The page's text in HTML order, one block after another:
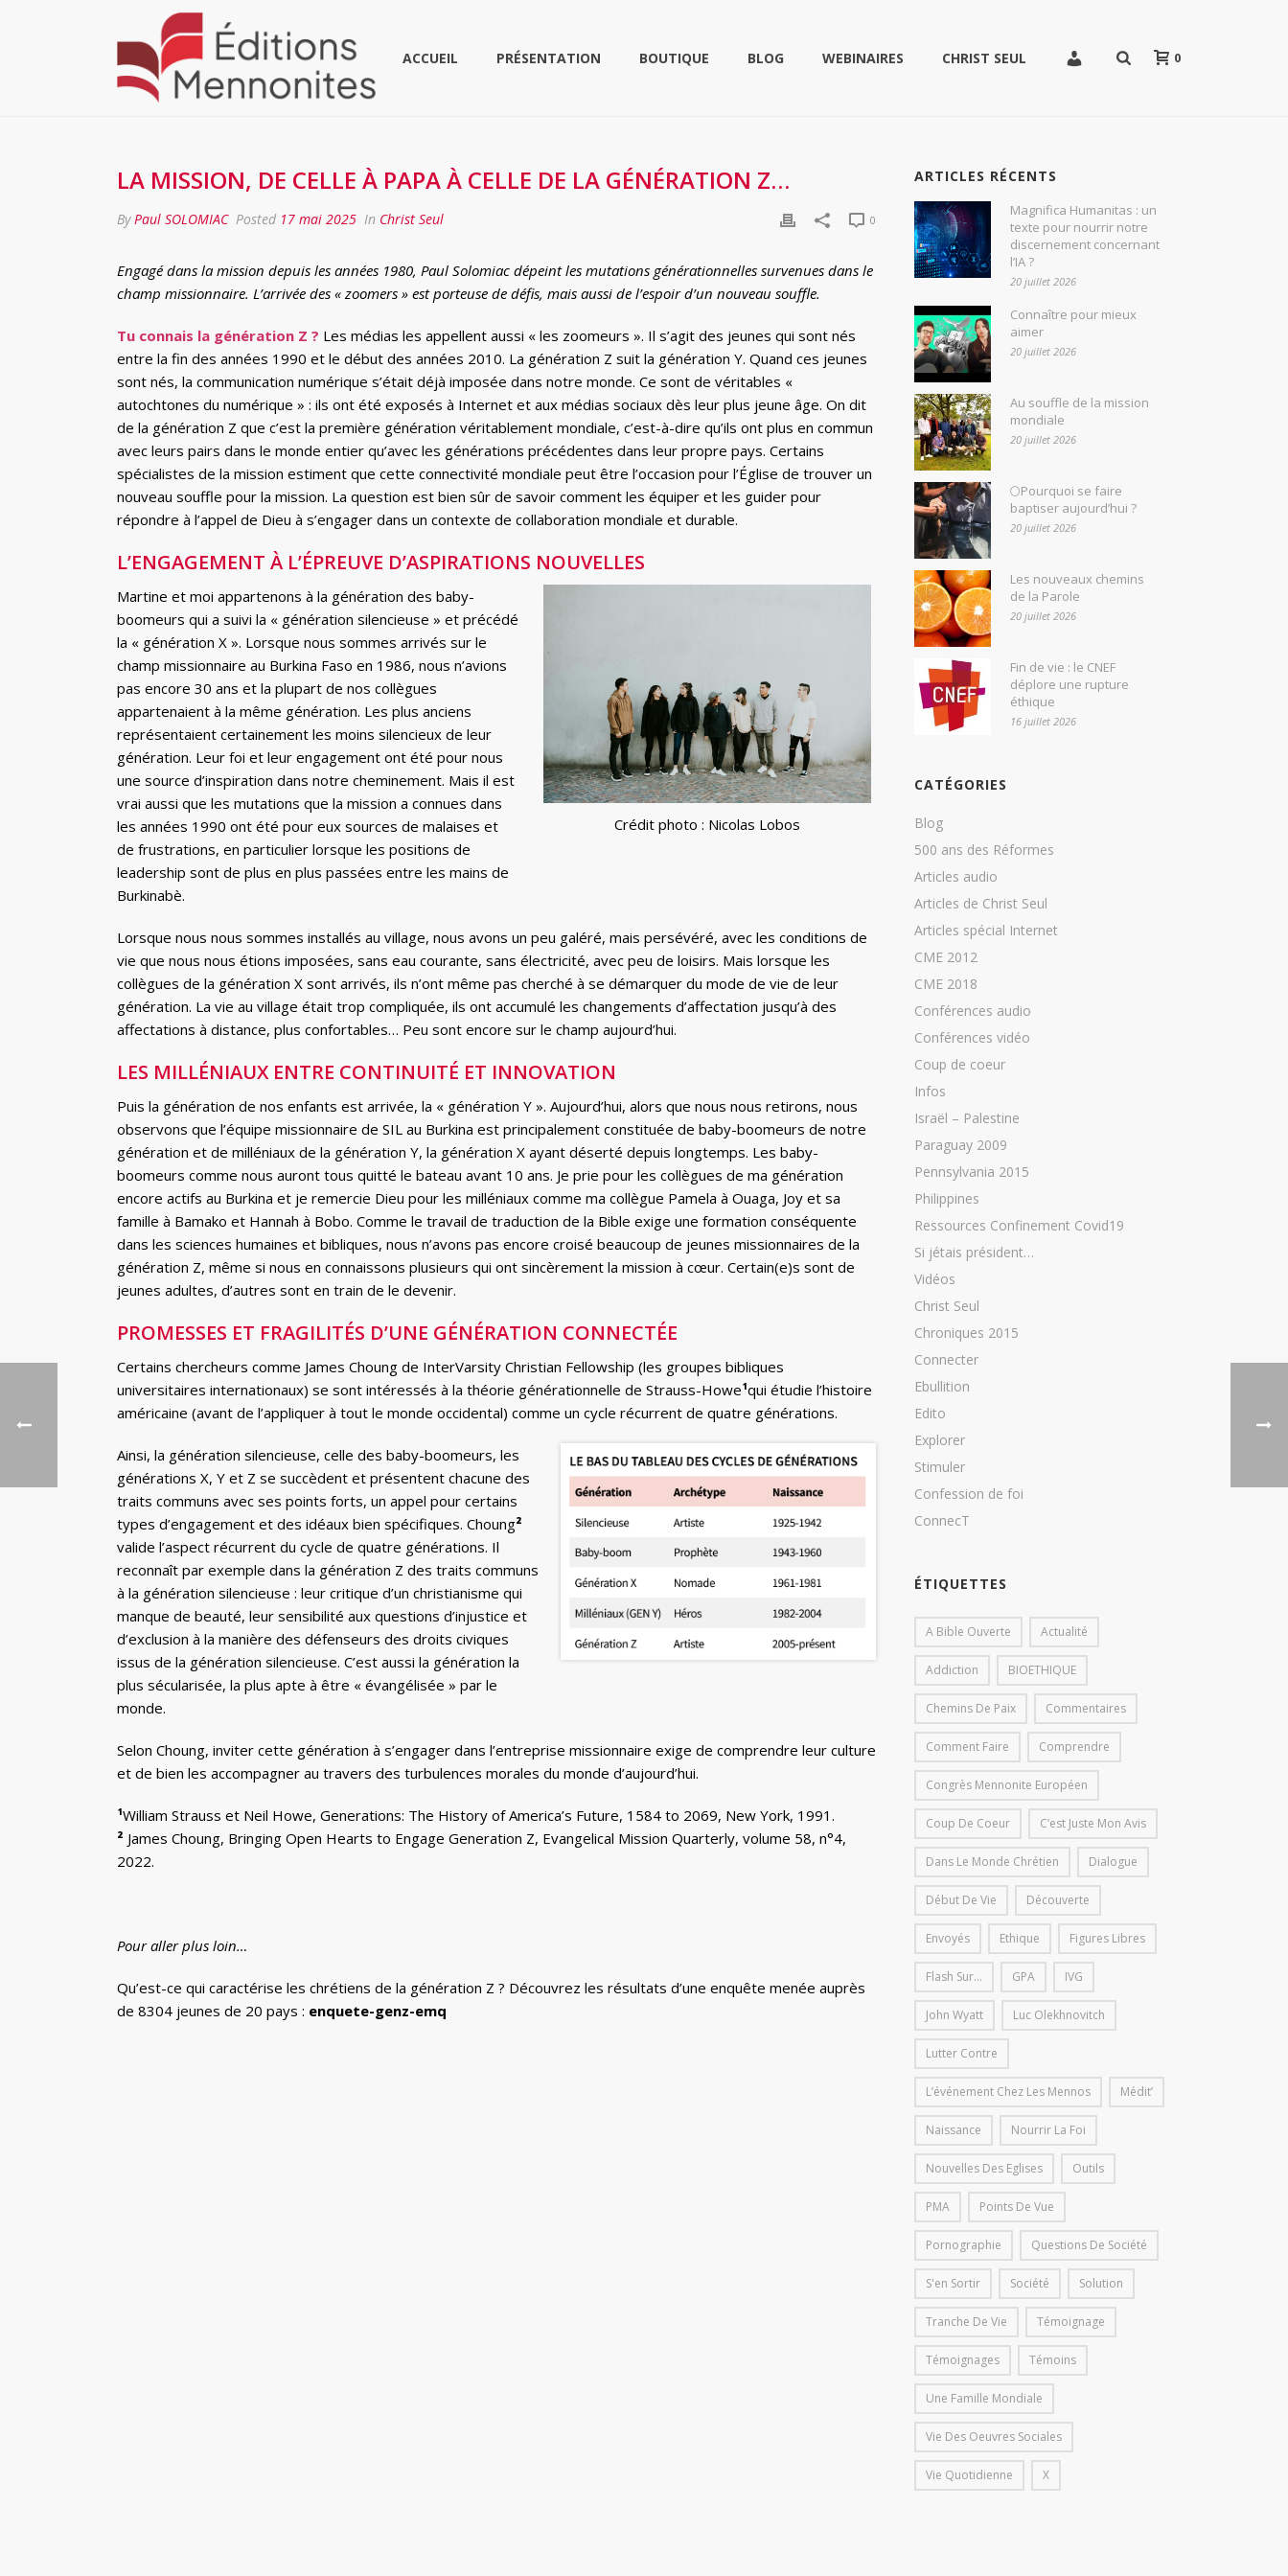
ACCUEIL PRÉSENTATION BOUTIQUE BLOG WEBINAIRES CHRIST SEUL 0
LA MISSION, DE CELLE À PAPA À CELLE DE LA GÉNÉRATION Z…
ByPaul SOLOMIAC Posted 17 mai 2025 In Christ Seul 0
Engagé dans la mission depuis les années 1980, Paul Solomiac dépeint les mutations générationnelles survenues dans le
champ missionnaire. L’arrivée des « zoomers » est porteuse de défis, mais aussi de l’espoir d’un nouveau souffle.
Tu connais la génération Z ? Les médias les appellent aussi « les zoomeurs ». Il s’agit des jeunes qui sont nés
entre la fin des années 1990 et le début des années 2010. La génération Z suit la génération Y. Quand ces jeunes
sont nés, la communication numérique s’était déjà imposée dans notre monde. Ce sont de véritables «
autochtones du numérique » : ils ont été exposés à Internet et aux médias sociaux dès leur plus jeune âge. On dit
de la génération Z que c’est la première génération véritablement mondiale, c’est-à-dire qu’ils ont plus en commun
avec leurs pairs dans le monde entier qu’avec les générations précédentes dans leur propre pays. Certains
spécialistes de la mission estiment que cette connectivité mondiale peut être l’occasion pour l’Église de trouver un
nouveau souffle pour la mission. La question est bien sûr de savoir comment les équiper et les guider pour
répondre à l’appel de Dieu à s’engager dans un contexte de collaboration mondiale et durable.
L’ENGAGEMENT À L’ÉPREUVE D’ASPIRATIONS NOUVELLES
Crédit photo : Nicolas Lobos
Martine et moi appartenons à la génération des baby-
boomeurs qui a suivi la « génération silencieuse » et précédé
la « génération X ». Lorsque nous sommes arrivés sur le
champ missionnaire au Burkina Faso en 1986, nous n’avions
pas encore 30 ans et la plupart de nos collègues
appartenaient à la même génération. Les plus anciens
représentaient certainement les moins silencieux de leur
génération. Leur foi et leur engagement ont été pour nous
une source d’inspiration dans notre cheminement. Mais il est
vrai aussi que les mutations que la mission a connues dans
les années 1990 ont été pour eux sources de malaises et
de frustrations, en particulier lorsque les positions de
leadership sont de plus en plus passées entre les mains de
Burkinabè.
Lorsque nous nous sommes installés au village, nous avons un peu galéré, mais persévéré, avec les conditions de
vie que nous nous étions imposées, sans eau courante, sans électricité, avec peu de loisirs. Mais lorsque les
collègues de la génération X sont arrivés, ils n’ont même pas cherché à se démarquer du mode de vie de leur
génération. La vie au village était trop compliquée, ils ont accumulé les changements d’affectation jusqu’à des
affectations à distance, plus confortables… Peu sont encore sur le champ aujourd’hui.
LES MILLÉNIAUX ENTRE CONTINUITÉ ET INNOVATION
Puis la génération de nos enfants est arrivée, la « génération Y ». Aujourd’hui, alors que nous nous retirons, nous
observons que l’équipe missionnaire de SIL au Burkina est principalement constituée de baby-boomeurs de notre
génération et de milléniaux de la génération Y, la génération X ayant déserté depuis longtemps. Les baby-
boomeurs comme nous auront tous quitté le bateau avant 10 ans. Je prie pour les collègues de ma génération
encore actifs au Burkina et je remercie Dieu pour les milléniaux comme ma collègue Pamela à Ouaga, Joy et sa
famille à Bamako et Hannah à Bobo. Comme le travail de traduction de la Bible exige une formation conséquente
dans les sciences humaines et bibliques, nous n’avons pas encore croisé beaucoup de jeunes missionnaires de la
génération Z, même si nous en connaissons plusieurs qui ont sincèrement la mission à cœur. Certain(e)s sont de
jeunes adultes, d’autres sont en train de le devenir.
PROMESSES ET FRAGILITÉS D’UNE GÉNÉRATION CONNECTÉE
Certains chercheurs comme James Choung de InterVarsity Christian Fellowship (les groupes bibliques
universitaires internationaux) se sont intéressés à la théorie générationnelle de Strauss-Howe¹qui étudie l’histoire
américaine (avant de l’appliquer à tout le monde occidental) comme un cycle récurrent de quatre générations.
Ainsi, la génération silencieuse, celle des baby-boomeurs, les
générations X, Y et Z se succèdent et présentent chacune des
traits communs avec ses points forts, un appel pour certains
types d’engagement et des idéaux bien spécifiques. Choung²
valide l’aspect récurrent du cycle de quatre générations. Il
reconnaît par exemple dans la génération Z des traits communs
à la génération silencieuse : leur critique d’un christianisme qui
manque de beauté, leur sensibilité aux questions d’injustice et
d’exclusion à la manière des défenseurs des droits civiques
issus de la génération silencieuse. C’est aussi la génération la
plus sécularisée, la plus apte à être « évangélisée » par le
monde.
Selon Choung, inviter cette génération à s’engager dans l’entreprise missionnaire exige de comprendre leur culture
et de bien les accompagner au travers des turbulences morales du monde d’aujourd’hui.
¹William Strauss et Neil Howe, Generations: The History of America’s Future, 1584 to 2069, New York, 1991.
² James Choung, Bringing Open Hearts to Engage Generation Z, Evangelical Mission Quarterly, volume 58, n°4,
2022.
Pour aller plus loin…
Qu’est-ce qui caractérise les chrétiens de la génération Z ? Découvrez les résultats d’une enquête menée auprès
de 8304 jeunes de 20 pays : enquete-genz-emq
ARTICLES RÉCENTS
Magnifica Humanitas : un
texte pour nourrir notre
discernement concernant
l’IA ?
20 juillet 2026
Connaître pour mieux
aimer
20 juillet 2026
Au souffle de la mission
mondiale
20 juillet 2026
🌕Pourquoi se faire
baptiser aujourd’hui ?
20 juillet 2026
Les nouveaux chemins
de la Parole
20 juillet 2026
Fin de vie : le CNEF
déplore une rupture
éthique
16 juillet 2026
CATÉGORIES
Blog
500 ans des Réformes
Articles audio
Articles de Christ Seul
Articles spécial Internet
CME 2012
CME 2018
Conférences audio
Conférences vidéo
Coup de coeur
Infos
Israël – Palestine
Paraguay 2009
Pennsylvania 2015
Philippines
Ressources Confinement Covid19
Si jétais président…
Vidéos
Christ Seul
Chroniques 2015
Connecter
Ebullition
Edito
Explorer
Stimuler
Confession de foi
ConnecT
ÉTIQUETTES
A Bible Ouverte Actualité
Addiction BIOETHIQUE
Chemins De Paix Commentaires
Comment Faire Comprendre
Congrès Mennonite Européen
Coup De Coeur C’est Juste Mon Avis
Dans Le Monde Chrétien Dialogue
Début De Vie Découverte
Envoyés Ethique Figures Libres
Flash Sur... GPA IVG
John Wyatt Luc Olekhnovitch
Lutter Contre
L’événement Chez Les Mennos Médit’
Naissance Nourrir La Foi
Nouvelles Des Eglises Outils
PMA Points De Vue
Pornographie Questions De Société
S'en Sortir Société Solution
Tranche De Vie Témoignage
Témoignages Témoins
Une Famille Mondiale
Vie Des Oeuvres Sociales
Vie Quotidienne X